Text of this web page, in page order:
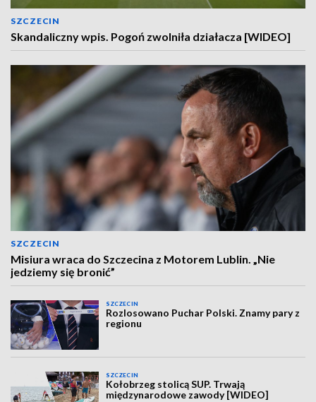
SZCZECIN
Skandaliczny wpis. Pogoń zwolniła działacza [WIDEO]
SZCZECIN
Misiura wraca do Szczecina z Motorem Lublin. „Nie
jedziemy się bronić”
SZCZECIN
Rozlosowano Puchar Polski. Znamy pary z
regionu
SZCZECIN
Kołobrzeg stolicą SUP. Trwają
międzynarodowe zawody [WIDEO]